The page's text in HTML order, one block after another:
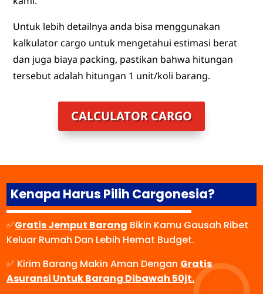
Untuk lebih detailnya anda bisa menggunakan
kalkulator cargo untuk mengetahui estimasi berat
dan juga biaya packing, pastikan bahwa hitungan
tersebut adalah hitungan 1 unit/koli barang.
CALCULATOR CARGO
Kenapa Harus Pilih Cargonesia?
✅Gratis Jemput Barang Bikin Kamu Gausah Ribet
Keluar Rumah Dan Lebih Hemat Budget.
✅ Kirim Barang Makin Aman Dengan Gratis
Asuransi Untuk Barang Dibawah 50jt.